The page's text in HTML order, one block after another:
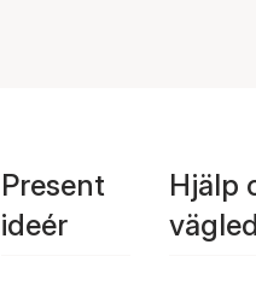
Present
ideér
Hjälp